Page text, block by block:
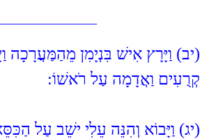
(יב) וַיָּרָץ אִישׁ בִּנְיָמִן מֵהַמַּעֲרָכָה
קְרֻעִים וַאֲדָמָה עַל רֹאשׁוֹ:
(יג) וַיָּבוֹא וְהִנֵּה עֵלִי ישֵׁב עַל